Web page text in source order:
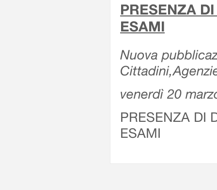
PRESENZA
ESAMI
Nuova
venerdì 20
PRESENZA DI
ESAMI